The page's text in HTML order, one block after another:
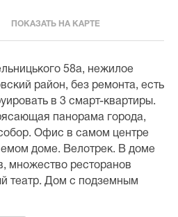
ПОКАЗАТЬ НА КАРТЕ
58а, нежилое
район, без ремонта, есть
в 3 смарт-квартиры.
панорама города,
Офис в самом центре
доме. Велотрек. В доме
множество ресторанов
театр. Дом с подземным